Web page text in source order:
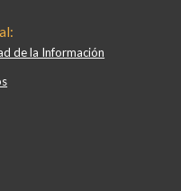
de la Información